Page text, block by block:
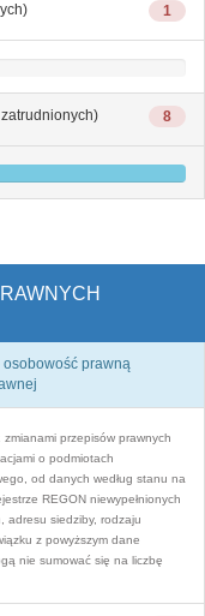
1
8
prawną
przepisów prawnych
o podmiotach
od danych według stanu na
REGON niewypełnionych
adresu siedziby, rodzaju
z powyższym dane
nie sumować się na liczbę